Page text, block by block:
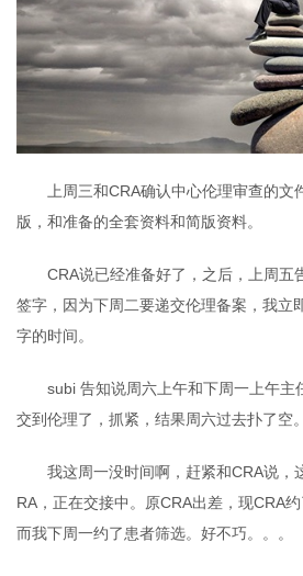
上周三和CRA确认中心伦理审查的文
版，和准备的全套资料和简版资料。
CRA说已经准备好了，之后，上周五
签字，因为下周二要递交伦理备案，我立
字的时间。
subi 告知说周六上午和下周一上午主
交到伦理了，抓紧，结果周六过去扑了空
我这周一没时间啊，赶紧和CRA说，
RA，正在交接中。原CRA出差，现CRA
而我下周一约了患者筛选。好不巧。。。